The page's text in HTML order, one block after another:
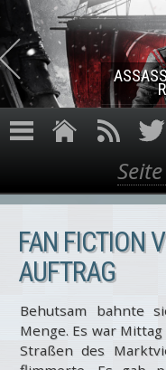
Direkt
Suche
FAN FICTION
AUFTRAG
Behutsam bahnte
Menge. Es war
Straßen des